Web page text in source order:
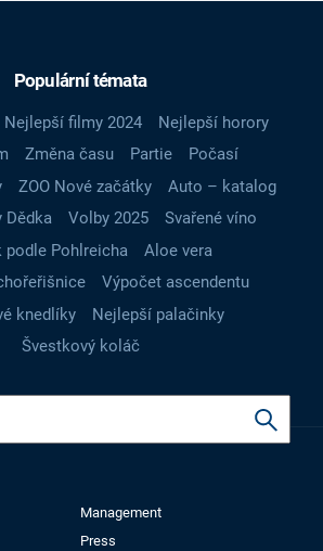
Populární témata
Nejlepší filmy 2024
Nejlepší horory
Změna času Partie
Počasí
ZOO Nové začátky
Auto – katalog
Dědka
Volby 2025
Svařené víno
podle Pohlreicha
Aloe vera
Výpočet ascendentu
knedlíky
Nejlepší palačinky
Švestkový koláč
Management
Press